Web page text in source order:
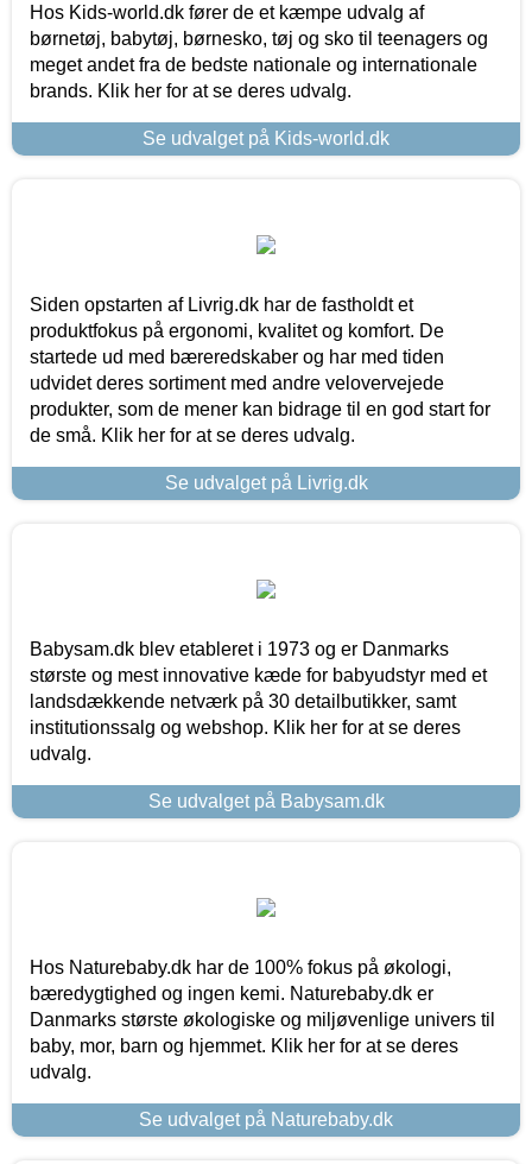
Hos Kids-world.dk fører de et kæmpe udvalg af
børnetøj, babytøj, børnesko, tøj og sko til teenagers og
meget andet fra de bedste nationale og internationale
brands. Klik her for at se deres udvalg.
Se udvalget på Kids-world.dk
Siden opstarten af Livrig.dk har de fastholdt et
produktfokus på ergonomi, kvalitet og komfort. De
startede ud med bæreredskaber og har med tiden
udvidet deres sortiment med andre velovervejede
produkter, som de mener kan bidrage til en god start for
de små. Klik her for at se deres udvalg.
Se udvalget på Livrig.dk
Babysam.dk blev etableret i 1973 og er Danmarks
største og mest innovative kæde for babyudstyr med et
landsdækkende netværk på 30 detailbutikker, samt
institutionssalg og webshop. Klik her for at se deres
udvalg.
Se udvalget på Babysam.dk
Hos Naturebaby.dk har de 100% fokus på økologi,
bæredygtighed og ingen kemi. Naturebaby.dk er
Danmarks største økologiske og miljøvenlige univers til
baby, mor, barn og hjemmet. Klik her for at se deres
udvalg.
Se udvalget på Naturebaby.dk